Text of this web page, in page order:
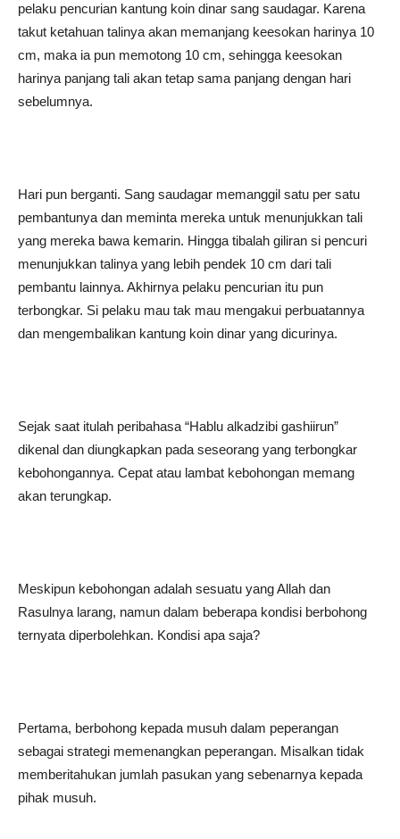
pelaku pencurian kantung koin dinar sang saudagar. Karena
takut ketahuan talinya akan memanjang keesokan harinya 10
cm, maka ia pun memotong 10 cm, sehingga keesokan
harinya panjang tali akan tetap sama panjang dengan hari
sebelumnya.
Hari pun berganti. Sang saudagar memanggil satu per satu
pembantunya dan meminta mereka untuk menunjukkan tali
yang mereka bawa kemarin. Hingga tibalah giliran si pencuri
menunjukkan talinya yang lebih pendek 10 cm dari tali
pembantu lainnya. Akhirnya pelaku pencurian itu pun
terbongkar. Si pelaku mau tak mau mengakui perbuatannya
dan mengembalikan kantung koin dinar yang dicurinya.
Sejak saat itulah peribahasa “Hablu alkadzibi gashiirun”
dikenal dan diungkapkan pada seseorang yang terbongkar
kebohongannya. Cepat atau lambat kebohongan memang
akan terungkap.
Meskipun kebohongan adalah sesuatu yang Allah dan
Rasulnya larang, namun dalam beberapa kondisi berbohong
ternyata diperbolehkan. Kondisi apa saja?
Pertama, berbohong kepada musuh dalam peperangan
sebagai strategi memenangkan peperangan. Misalkan tidak
memberitahukan jumlah pasukan yang sebenarnya kepada
pihak musuh.